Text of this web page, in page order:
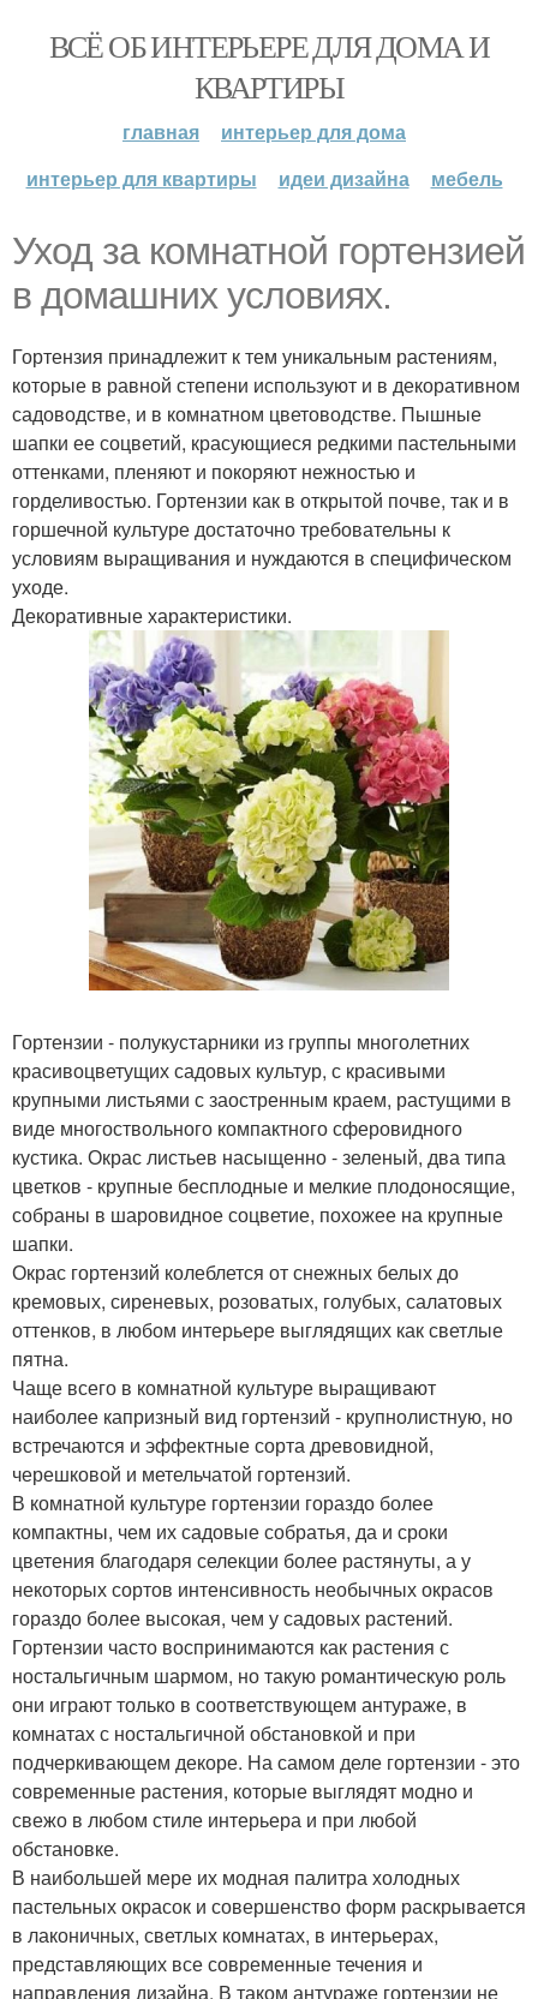
ВСЁ ОБ ИНТЕРЬЕРЕ ДЛЯ ДОМА И
КВАРТИРЫ
главная
интерьер для дома
интерьер для квартиры
идеи дизайна мебель
Уход за комнатной гортензией
в домашних условиях.
Гортензия принадлежит к тем уникальным растениям,
которые в равной степени используют и в декоративном
садоводстве, и в комнатном цветоводстве. Пышные
шапки ее соцветий, красующиеся редкими пастельными
оттенками, пленяют и покоряют нежностью и
горделивостью. Гортензии как в открытой почве, так и в
горшечной культуре достаточно требовательны к
условиям выращивания и нуждаются в специфическом
уходе.
Декоративные характеристики.
Гортензии - полукустарники из группы многолетних
красивоцветущих садовых культур, с красивыми
крупными листьями с заостренным краем, растущими в
виде многоствольного компактного сферовидного
кустика. Окрас листьев насыщенно - зеленый, два типа
цветков - крупные бесплодные и мелкие плодоносящие,
собраны в шаровидное соцветие, похожее на крупные
шапки.
Окрас гортензий колеблется от снежных белых до
кремовых, сиреневых, розоватых, голубых, салатовых
оттенков, в любом интерьере выглядящих как светлые
пятна.
Чаще всего в комнатной культуре выращивают
наиболее капризный вид гортензий - крупнолистную, но
встречаются и эффектные сорта древовидной,
черешковой и метельчатой гортензий.
В комнатной культуре гортензии гораздо более
компактны, чем их садовые собратья, да и сроки
цветения благодаря селекции более растянуты, а у
некоторых сортов интенсивность необычных окрасов
гораздо более высокая, чем у садовых растений.
Гортензии часто воспринимаются как растения с
ностальгичным шармом, но такую романтическую роль
они играют только в соответствующем антураже, в
комнатах с ностальгичной обстановкой и при
подчеркивающем декоре. На самом деле гортензии - это
современные растения, которые выглядят модно и
свежо в любом стиле интерьера и при любой
обстановке.
В наибольшей мере их модная палитра холодных
пастельных окрасок и совершенство форм раскрывается
в лаконичных, светлых комнатах, в интерьерах,
представляющих все современные течения и
направления дизайна. В таком антураже гортензии не